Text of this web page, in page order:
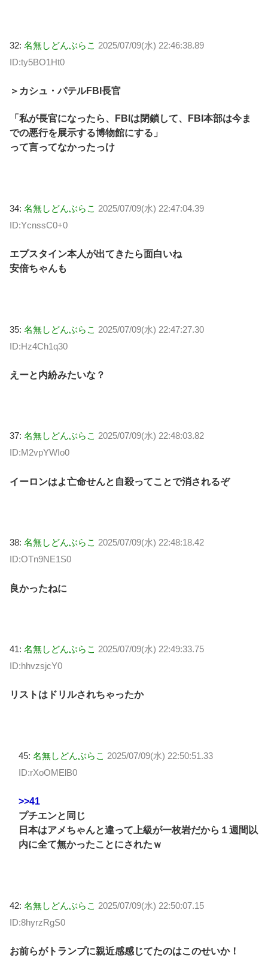
32: 名無しどんぶらこ 2025/07/09(水) 22:46:38.89
ID:ty5BO1Ht0
＞カシュ・パテルFBI長官
「私が長官になったら、FBIは閉鎖して、FBI本部は今ま
での悪行を展示する博物館にする」
って言ってなかったっけ
34: 名無しどんぶらこ 2025/07/09(水) 22:47:04.39
ID:YcnssC0+0
エプスタイン本人が出てきたら面白いね
安倍ちゃんも
35: 名無しどんぶらこ 2025/07/09(水) 22:47:27.30
ID:Hz4Ch1q30
えーと内紛みたいな？
37: 名無しどんぶらこ 2025/07/09(水) 22:48:03.82
ID:M2vpYWIo0
イーロンはよ亡命せんと自殺ってことで消されるぞ
38: 名無しどんぶらこ 2025/07/09(水) 22:48:18.42
ID:OTn9NE1S0
良かったねに
41: 名無しどんぶらこ 2025/07/09(水) 22:49:33.75
ID:hhvzsjcY0
リストはドリルされちゃったか
45: 名無しどんぶらこ 2025/07/09(水) 22:50:51.33
ID:rXoOMElB0
>>41
プチエンと同じ
日本はアメちゃんと違って上級が一枚岩だから１週間以
内に全て無かったことにされたｗ
42: 名無しどんぶらこ 2025/07/09(水) 22:50:07.15
ID:8hyrzRgS0
お前らがトランプに親近感感じてたのはこのせいか！